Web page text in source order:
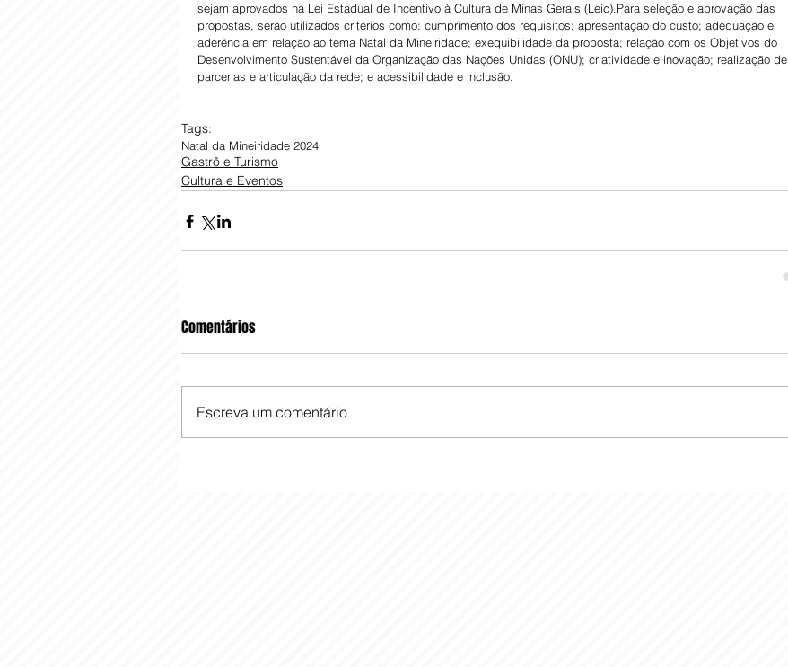
sejam aprovados na Lei Estadual de Incentivo à Cultura de Minas Gerais (Leic).Para seleção e aprovação das
propostas, serão utilizados critérios como: cumprimento dos requisitos; apresentação do custo; adequação e
aderência em relação ao tema Natal da Mineiridade; exequibilidade da proposta; relação com os Objetivos do
Desenvolvimento Sustentável da Organização das Nações Unidas (ONU); criatividade e inovação; realização de
parcerias e articulação da rede; e acessibilidade e inclusão.
Tags:
Natal da Mineiridade 2024
Gastrô e Turismo
Cultura e Eventos
Comentários
Escreva um comentário